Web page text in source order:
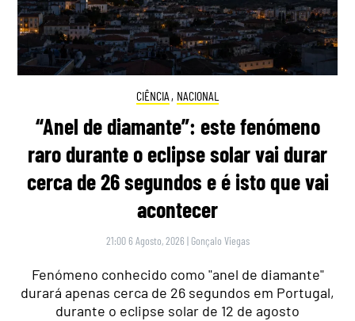
CIÊNCIA , NACIONAL
“Anel de diamante”: este fenómeno
raro durante o eclipse solar vai durar
cerca de 26 segundos e é isto que vai
acontecer
21:00 6 Agosto, 2026 | Gonçalo Viegas
Fenómeno conhecido como "anel de diamante"
durará apenas cerca de 26 segundos em Portugal,
durante o eclipse solar de 12 de agosto